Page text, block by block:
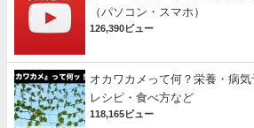
（パソコン・スマホ）
126,390ビュー
オカワカメって何？栄養・病
レシピ・食べ方など
118,165ビュー